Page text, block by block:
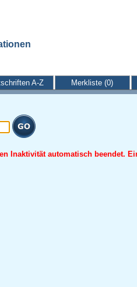
A-Z Merkliste (0)
Inaktivität automatisch beendet.